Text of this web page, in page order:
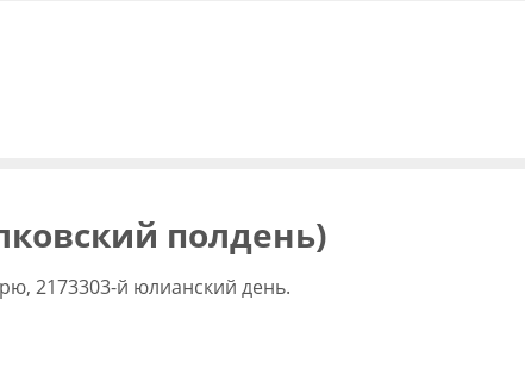
полдень)
2173303-й юлианский день.